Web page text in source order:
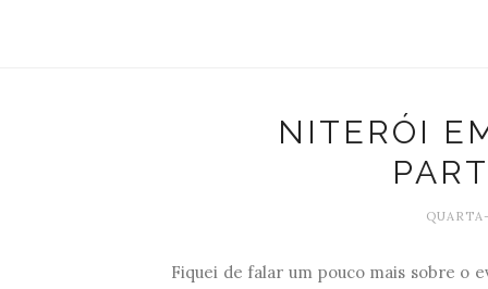
NITERÓI
Fiquei de falar um pouco mais sobre o